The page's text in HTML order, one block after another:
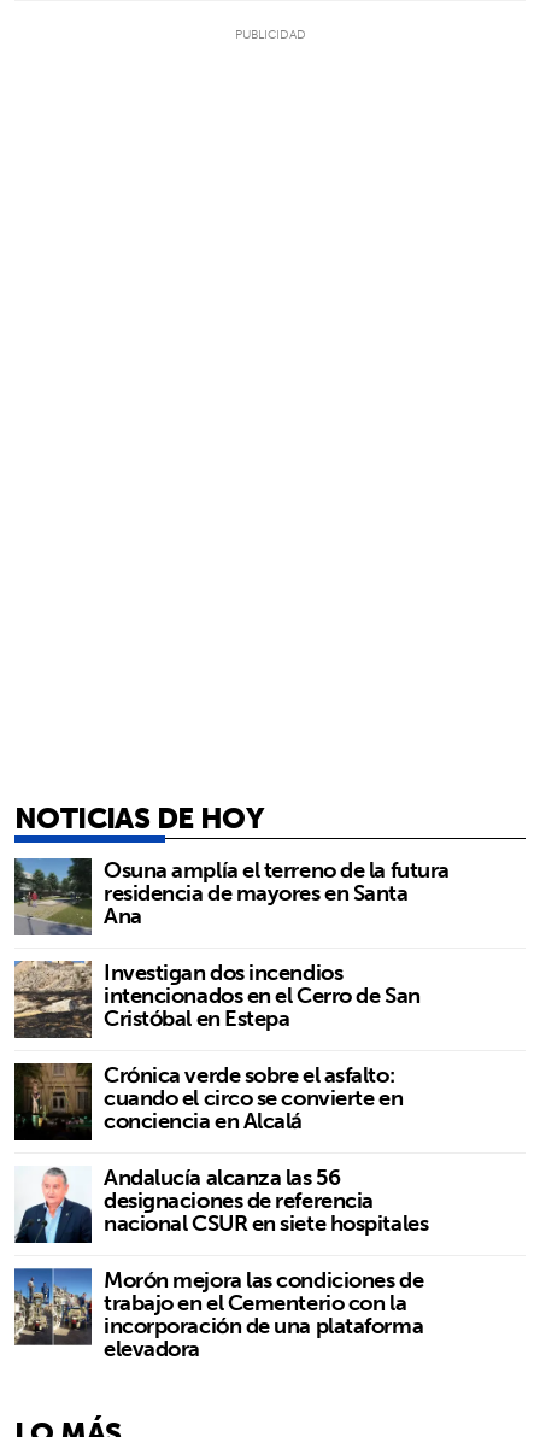
NOTICIAS DE HOY
Osuna amplía el terreno de la futura
residencia de mayores en Santa
Ana
Investigan dos incendios
intencionados en el Cerro de San
Cristóbal en Estepa
Crónica verde sobre el asfalto:
cuando el circo se convierte en
conciencia en Alcalá
Andalucía alcanza las 56
designaciones de referencia
nacional CSUR en siete hospitales
Morón mejora las condiciones de
trabajo en el Cementerio con la
incorporación de una plataforma
elevadora